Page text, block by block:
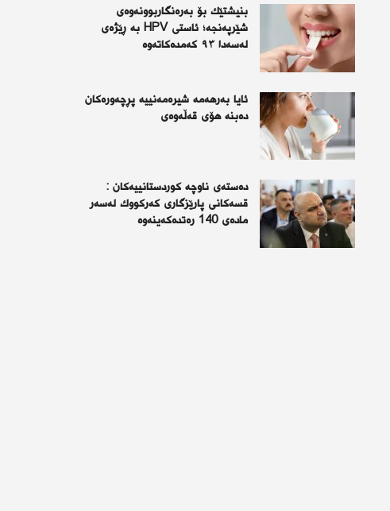
بنیشتێك بۆ بەرەنگاربوونەوەی
شێرپەنجە؛ ئاستی HPV بە ڕێژەی
لەسەدا ٩٣ كەمدەكاتەوە
ئايا به‌رهه‌مه‌ شيره‌مه‌نييه‌ پڕچه‌وره‌كان
ده‌بنه‌ هۆى قه‌ڵه‌وه‌ى
دەستەی ناوچە كوردستانییەكان :
قسەكانی پارێزگاری كەركووك لەسەر
مادەی 140 رەتدەكەینەوە